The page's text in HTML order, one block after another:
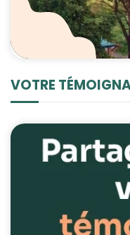
VOTRE